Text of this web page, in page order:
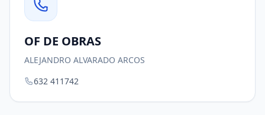
OF DE OBRAS
ALEJANDRO ALVARADO ARCOS
632 411742